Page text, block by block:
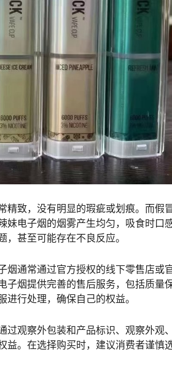
精致，没有明显的瑕疵或划痕。而假
妹电子烟的烟雾产生均匀，吸食时口
甚至可能存在不良反应。
烟通常通过官方授权的线下零售店或
子烟提供完善的售后服务，包括质量
行处理，确保自己的权益。
过观察外包装和产品标识、观察外观
益。在选择购买时，建议消费者谨慎